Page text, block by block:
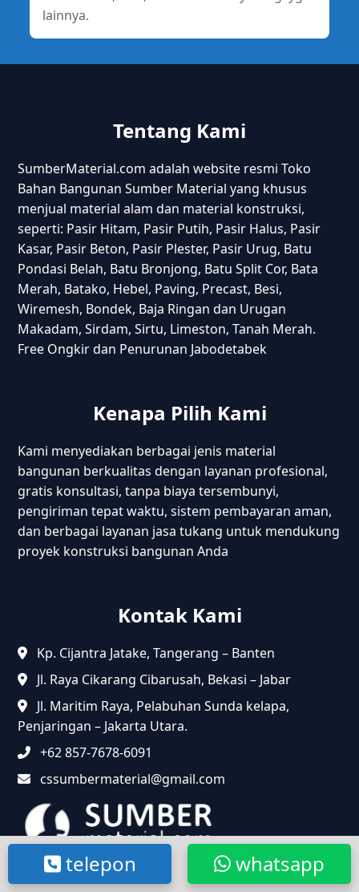
lainnya.
Tentang Kami
SumberMaterial.com adalah website resmi Toko
Bahan Bangunan Sumber Material yang khusus
menjual material alam dan material konstruksi,
seperti: Pasir Hitam, Pasir Putih, Pasir Halus, Pasir
Kasar, Pasir Beton, Pasir Plester, Pasir Urug, Batu
Pondasi Belah, Batu Bronjong, Batu Split Cor, Bata
Merah, Batako, Hebel, Paving, Precast, Besi,
Wiremesh, Bondek, Baja Ringan dan Urugan
Makadam, Sirdam, Sirtu, Limeston, Tanah Merah.
Free Ongkir dan Penurunan Jabodetabek
Kenapa Pilih Kami
Kami menyediakan berbagai jenis material
bangunan berkualitas dengan layanan profesional,
gratis konsultasi, tanpa biaya tersembunyi,
pengiriman tepat waktu, sistem pembayaran aman,
dan berbagai layanan jasa tukang untuk mendukung
proyek konstruksi bangunan Anda
Kontak Kami
Kp. Cijantra Jatake, Tangerang – Banten
Jl. Raya Cikarang Cibarusah, Bekasi – Jabar
Jl. Maritim Raya, Pelabuhan Sunda kelapa,
Penjaringan – Jakarta Utara.
+62 857-7678-6091
cssumbermaterial@gmail.com
whatsapp
telepon